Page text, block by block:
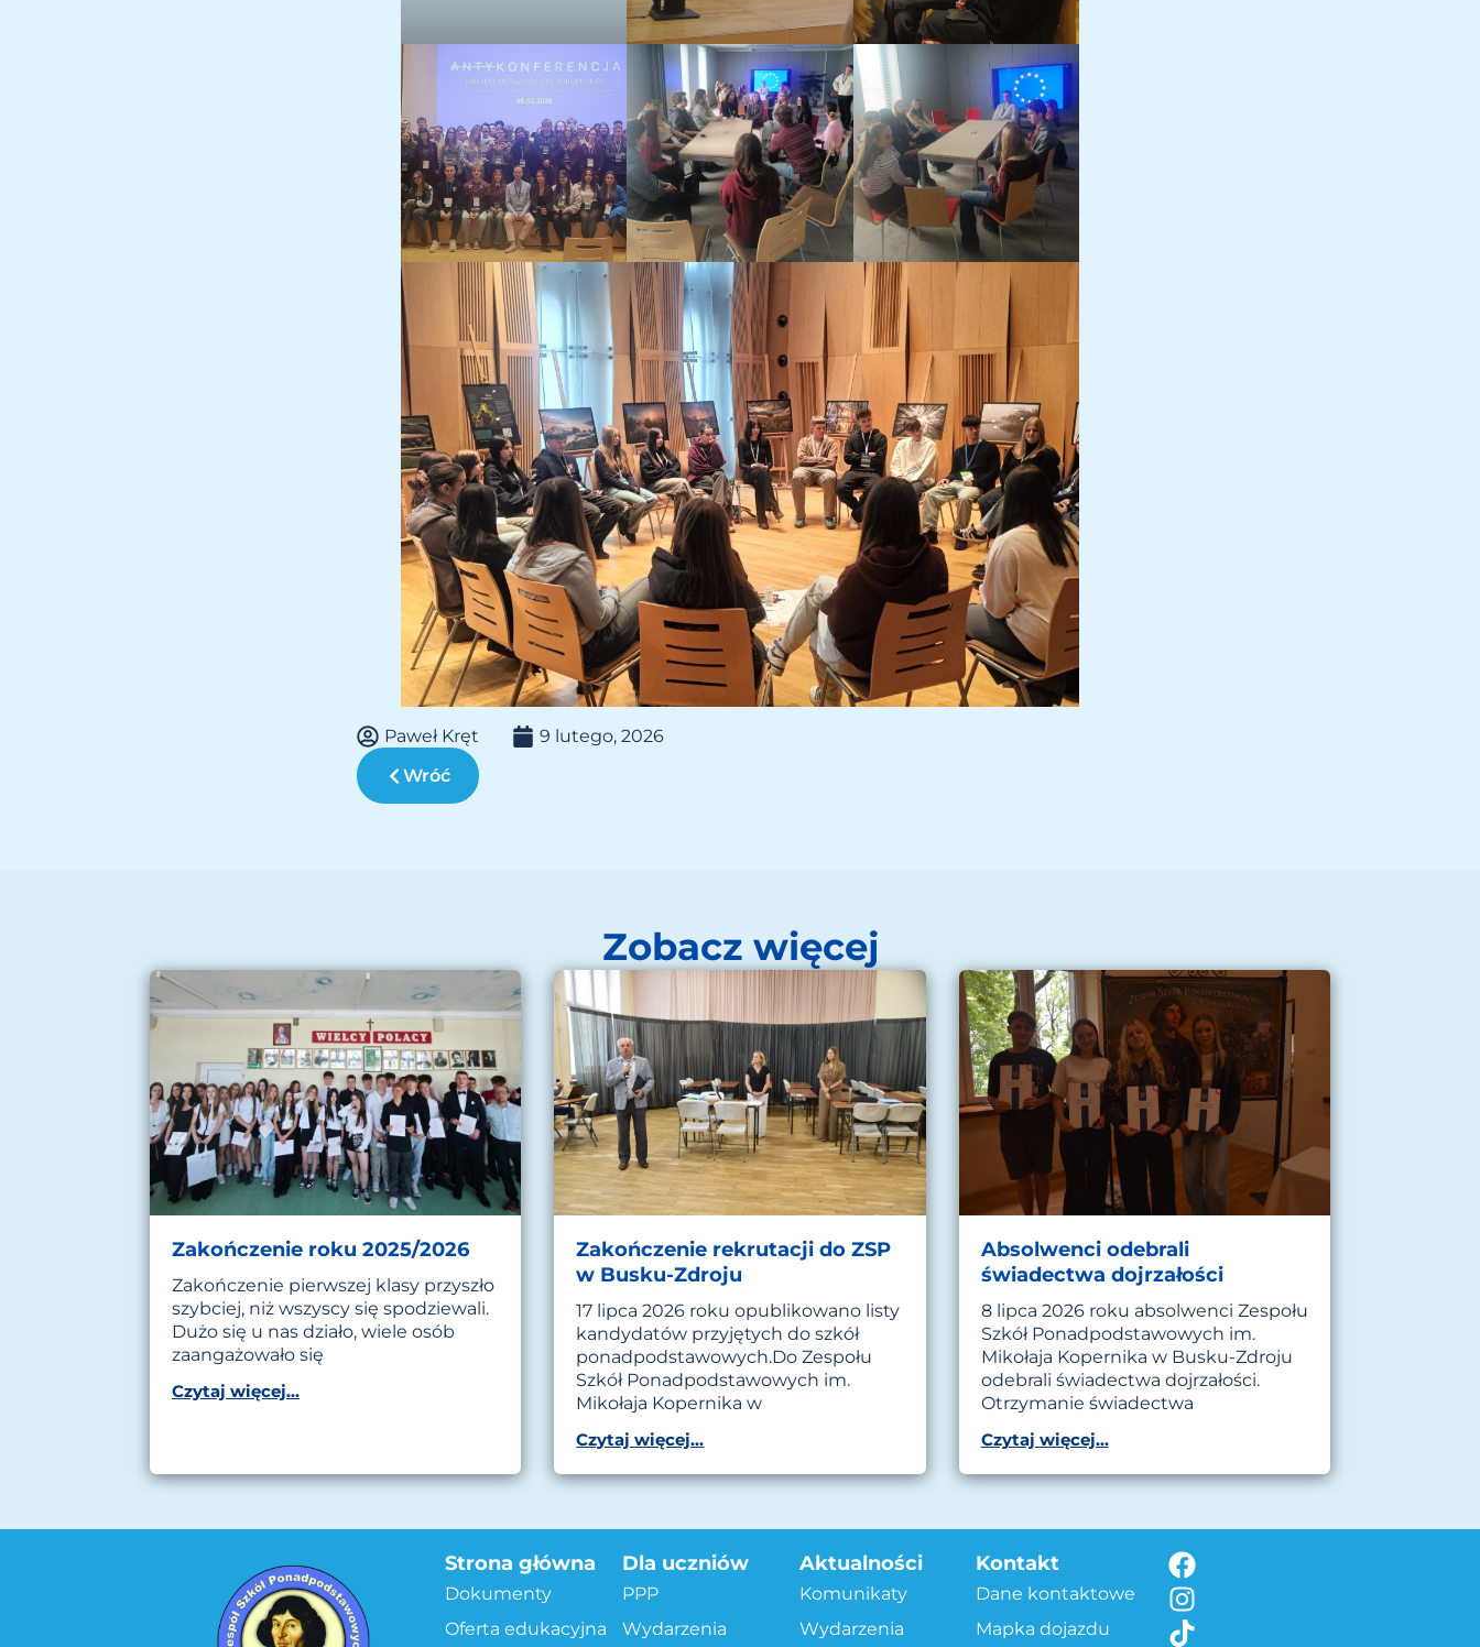
Paweł Kręt
9 lutego, 2026
Wróć
Zobacz więcej
Zakończenie roku 2025/2026
Zakończenie pierwszej klasy przyszło
szybciej, niż wszyscy się spodziewali.
Dużo się u nas działo, wiele osób
zaangażowało się
Czytaj więcej...
Zakończenie rekrutacji do ZSP
w Busku-Zdroju
17 lipca 2026 roku opublikowano listy
kandydatów przyjętych do szkół
ponadpodstawowych.Do Zespołu
Szkół Ponadpodstawowych im.
Mikołaja Kopernika w
Czytaj więcej...
Absolwenci odebrali
świadectwa dojrzałości
8 lipca 2026 roku absolwenci Zespołu
Szkół Ponadpodstawowych im.
Mikołaja Kopernika w Busku-Zdroju
odebrali świadectwa dojrzałości.
Otrzymanie świadectwa
Czytaj więcej...
Strona główna
Dokumenty
Oferta edukacyjna
Dla uczniów
PPP
Wydarzenia
Aktualności
Komunikaty
Wydarzenia
Kontakt
Dane kontaktowe
Mapka dojazdu